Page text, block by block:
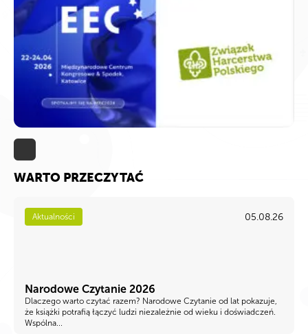
WARTO PRZECZYTAĆ
Aktualności 05.08.26
Narodowe Czytanie 2026
Dlaczego warto czytać razem? Narodowe Czytanie od lat pokazuje,
że książki potrafią łączyć ludzi niezależnie od wieku i doświadczeń.
Wspólna...